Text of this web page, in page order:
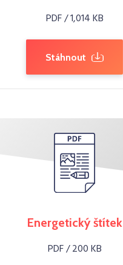
PDF / 1,014 KB
Stáhnout
Energetický štítek
PDF / 200 KB